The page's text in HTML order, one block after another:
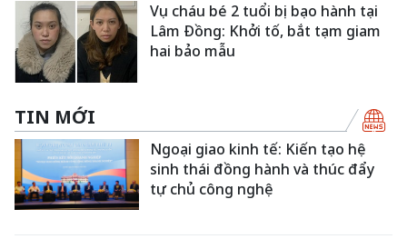
Vụ cháu bé 2 tuổi bị bạo hành tại
Lâm Đồng: Khởi tố, bắt tạm giam
hai bảo mẫu
TIN MỚI
Ngoại giao kinh tế: Kiến tạo hệ
sinh thái đồng hành và thúc đẩy
tự chủ công nghệ